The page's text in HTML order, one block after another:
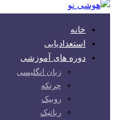
خانه
استعدادیابی
دوره های آموزشی
زبان انگلیسی
چرتکه
روبیک
رباتیک